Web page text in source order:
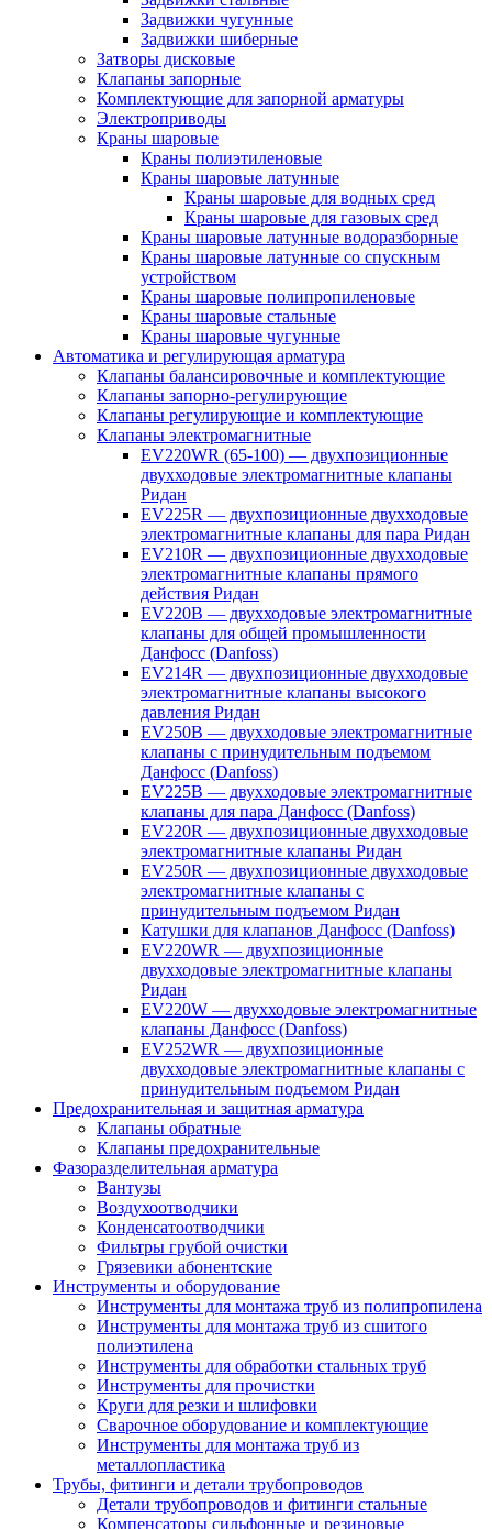
Задвижки чугунные
Задвижки шиберные
Затворы дисковые
Клапаны запорные
Комплектующие для запорной арматуры
Электроприводы
Краны шаровые
Краны полиэтиленовые
Краны шаровые латунные
Краны шаровые для водных сред
Краны шаровые для газовых сред
Краны шаровые латунные водоразборные
Краны шаровые латунные со спускным
устройством
Краны шаровые полипропиленовые
Краны шаровые стальные
Краны шаровые чугунные
Автоматика и регулирующая арматура
Клапаны балансировочные и комплектующие
Клапаны запорно-регулирующие
Клапаны регулирующие и комплектующие
Клапаны электромагнитные
EV220WR (65-100) — двухпозиционные
двухходовые электромагнитные клапаны
Ридан
EV225R — двухпозиционные двухходовые
электромагнитные клапаны для пара Ридан
EV210R — двухпозиционные двухходовые
электромагнитные клапаны прямого
действия Ридан
EV220B — двухходовые электромагнитные
клапаны для общей промышленности
Данфосс (Danfoss)
EV214R — двухпозиционные двухходовые
электромагнитные клапаны высокого
давления Ридан
EV250B — двухходовые электромагнитные
клапаны с принудительным подъемом
Данфосс (Danfoss)
EV225B — двухходовые электромагнитные
клапаны для пара Данфосс (Danfoss)
EV220R — двухпозиционные двухходовые
электромагнитные клапаны Ридан
EV250R — двухпозиционные двухходовые
электромагнитные клапаны с
принудительным подъемом Ридан
Катушки для клапанов Данфосс (Danfoss)
EV220WR — двухпозиционные
двухходовые электромагнитные клапаны
Ридан
EV220W — двухходовые электромагнитные
клапаны Данфосс (Danfoss)
EV252WR — двухпозиционные
двухходовые электромагнитные клапаны с
принудительным подъемом Ридан
Предохранительная и защитная арматура
Клапаны обратные
Клапаны предохранительные
Фазоразделительная арматура
Вантузы
Воздухоотводчики
Конденсатоотводчики
Фильтры грубой очистки
Грязевики абонентские
Инструменты и оборудование
Инструменты для монтажа труб из полипропилена
Инструменты для монтажа труб из сшитого
полиэтилена
Инструменты для обработки стальных труб
Инструменты для прочистки
Круги для резки и шлифовки
Сварочное оборудование и комплектующие
Инструменты для монтажа труб из
металлопластика
Трубы, фитинги и детали трубопроводов
Детали трубопроводов и фитинги стальные
Компенсаторы сильфонные и резиновые